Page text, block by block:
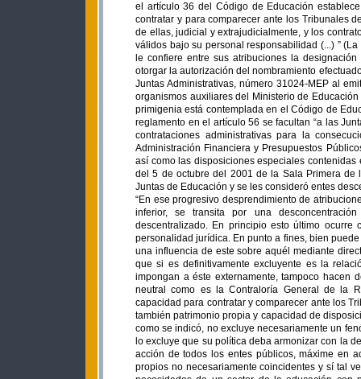
el artículo 36 del Código de Educación
contratar y para comparecer ante los Tribunales
de ellas, judicial y extrajudicialmente, y los
válidos bajo su personal responsabilidad (...) ”
le confiere entre sus atribuciones la
otorgar la autorización del nombramiento
Juntas Administrativas, número 31024-MEP al
organismos auxiliares del Ministerio de
primigenia está contemplada en el Código de
reglamento en el artículo 56 se facultan “a las
contrataciones administrativas para la
Administración Financiera y Presupuestos
así como las disposiciones especiales
del 5 de octubre del 2001 de la Sala Primera
Juntas de Educación y se les consideró entes
“En ese progresivo desprendimiento de
inferior, se transita por una
descentralizado. En principio esto último
personalidad jurídica. En punto a fines, bien
una influencia de este sobre aquél mediante
que si es definitivamente excluyente es la
impongan a éste externamente, tampoco hacen
neutral como es la Contraloría General de la
capacidad para contratar y comparecer ante los
también patrimonio propia y capacidad de
como se indicó, no excluye necesariamente un
lo excluye que su política deba armonizar con la
acción de todos los entes públicos, máxime en
propios no necesariamente coincidentes y sí tal